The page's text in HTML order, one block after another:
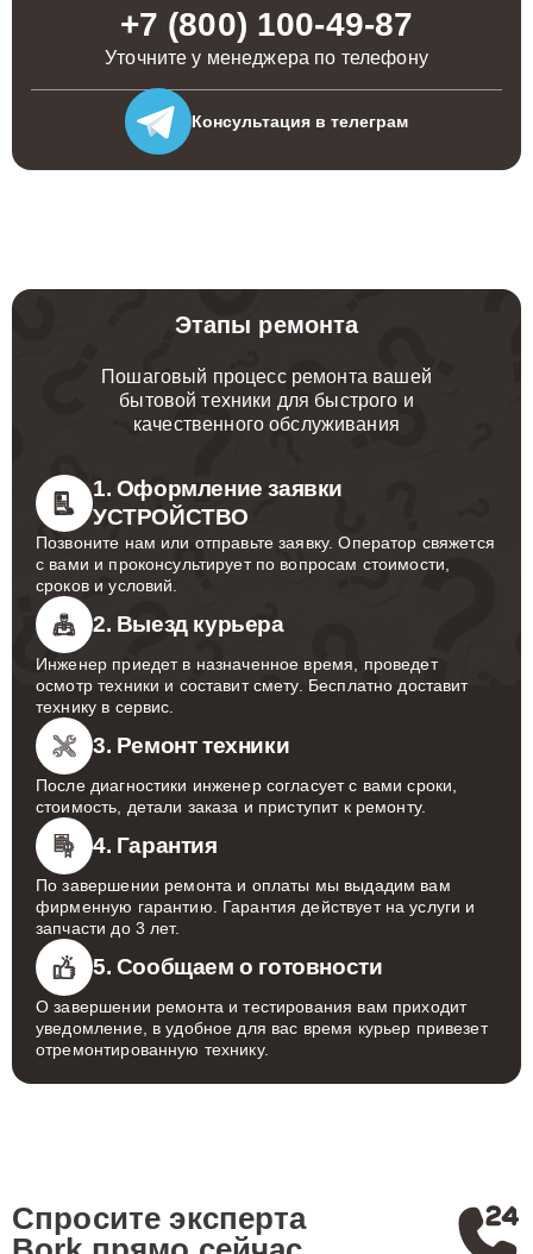
+7 (800) 100-49-87
Уточните у менеджера по телефону
Консультация в телеграм
Этапы ремонта
Пошаговый процесс ремонта вашей
бытовой техники для быстрого и
качественного обслуживания
1. Оформление заявки
УСТРОЙСТВО
Позвоните нам или отправьте заявку. Оператор свяжется
с вами и проконсультирует по вопросам стоимости,
сроков и условий.
2. Выезд курьера
Инженер приедет в назначенное время, проведет
осмотр техники и составит смету. Бесплатно доставит
технику в сервис.
3. Ремонт техники
После диагностики инженер согласует с вами сроки,
стоимость, детали заказа и приступит к ремонту.
4. Гарантия
По завершении ремонта и оплаты мы выдадим вам
фирменную гарантию. Гарантия действует на услуги и
запчасти до 3 лет.
5. Сообщаем о готовности
О завершении ремонта и тестирования вам приходит
уведомление, в удобное для вас время курьер привезет
отремонтированную технику.
Спросите эксперта